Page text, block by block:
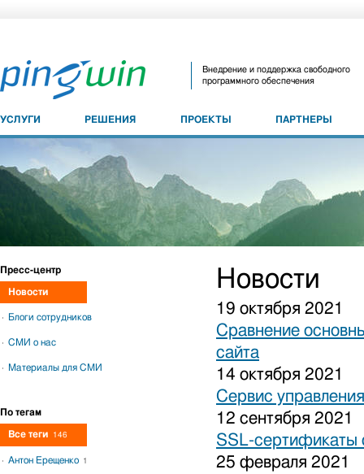
Внедрение и поддержка свободного
программного обеспечения
УСЛУГИ РЕШЕНИЯ ПРОЕКТЫ ПАРТНЕРЫ
Новости
19 октября 2021
Сравнение
сайта
14 октября 2021
Сервис
12 сентября 2021
SSL-сертификаты
25 февраля 2021
Пресс-центр
Новости
Блоги сотрудников
СМИ о нас
Материалы для СМИ
По тегам
Все теги 146
Антон Ерещенко 1